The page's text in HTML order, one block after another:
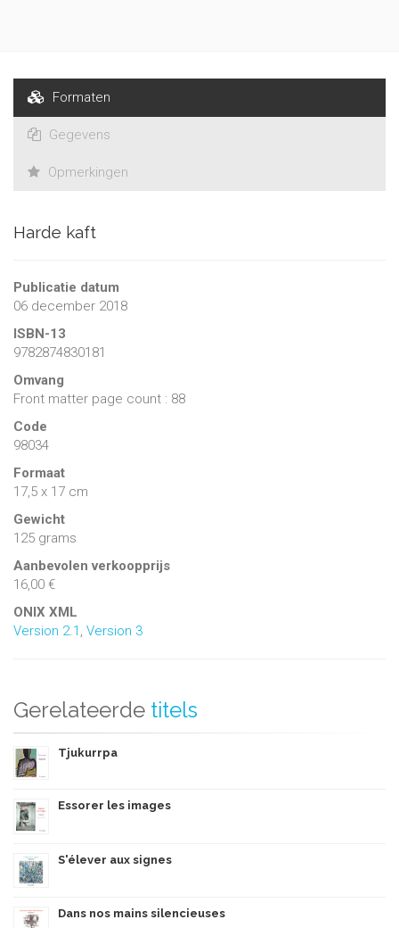
Formaten
Gegevens
Opmerkingen
Harde kaft
Publicatie datum
06 december 2018
ISBN-13
9782874830181
Omvang
Front matter page count : 88
Code
98034
Formaat
17,5 x 17 cm
Gewicht
125 grams
Aanbevolen verkoopprijs
16,00 €
ONIX XML
Version 2.1 , Version 3
Gerelateerde titels
Tjukurrpa
Essorer les images
S'élever aux signes
Dans nos mains silencieuses